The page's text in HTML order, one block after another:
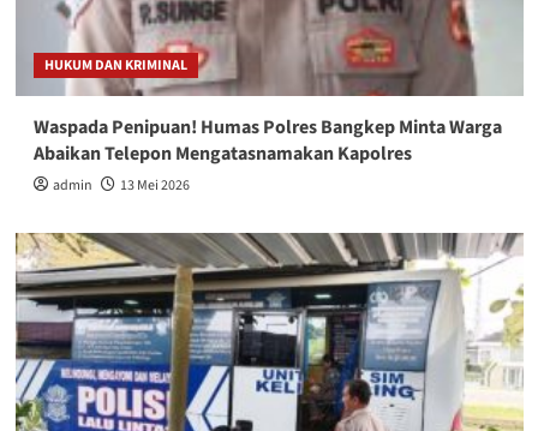
HUKUM DAN KRIMINAL
Waspada Penipuan! Humas Polres Bangkep Minta Warga
Abaikan Telepon Mengatasnamakan Kapolres
admin 13 Mei 2026